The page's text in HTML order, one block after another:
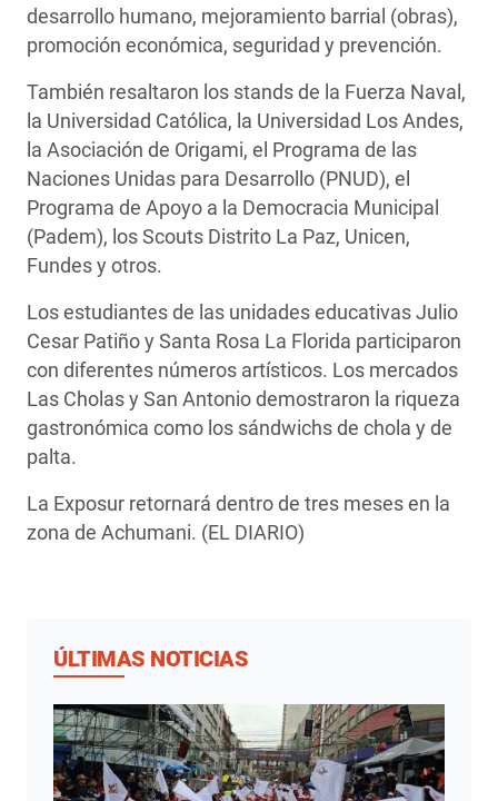
desarrollo humano, mejoramiento barrial (obras),
promoción económica, seguridad y prevención.
También resaltaron los stands de la Fuerza Naval,
la Universidad Católica, la Universidad Los Andes,
la Asociación de Origami, el Programa de las
Naciones Unidas para Desarrollo (PNUD), el
Programa de Apoyo a la Democracia Municipal
(Padem), los Scouts Distrito La Paz, Unicen,
Fundes y otros.
Los estudiantes de las unidades educativas Julio
Cesar Patiño y Santa Rosa La Florida participaron
con diferentes números artísticos. Los mercados
Las Cholas y San Antonio demostraron la riqueza
gastronómica como los sándwichs de chola y de
palta.
La Exposur retornará dentro de tres meses en la
zona de Achumani. (EL DIARIO)
ÚLTIMAS NOTICIAS